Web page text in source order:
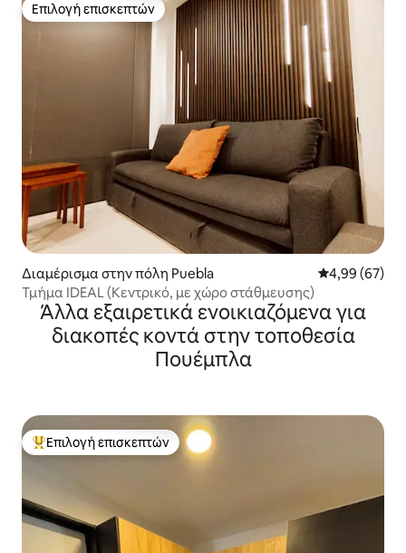
Επιλογή επισκεπτών
Επιλογή επισκεπτών
Διαμέρισμα στην πόλη Puebla Μέση
4,99 (67)
Τμήμα IDEAL (Κεντρικό, με χώρο στάθμευσης)
Άλλα εξαιρετικά ενοικιαζόμενα για
διακοπές κοντά στην τοποθεσία
Πουέμπλα
Κορυφαία επιλογή επισκεπτών
Επιλογή επισκεπτών